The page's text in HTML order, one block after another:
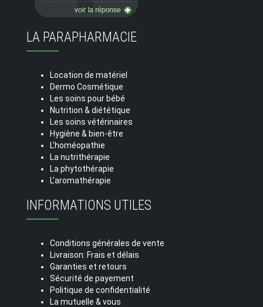
LA PARAPHARMACIE
Location de matériel
Dermo Cosmétique
Les soins pour bébé
Nutrition & diététique
Les soins vétérinaires
Hygiène & bien-être
L'homéopathie
La nutrithérapie
La phytothérapie
L'aromathérapie
INFORMATIONS UTILES
Conditions générales de vente
Livraison: Frais et délais
Garanties et retours
Sécurité de payement
Politique de confidentialité
La mutuelle & vous